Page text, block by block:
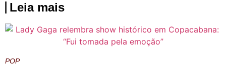
Leia mais
POP